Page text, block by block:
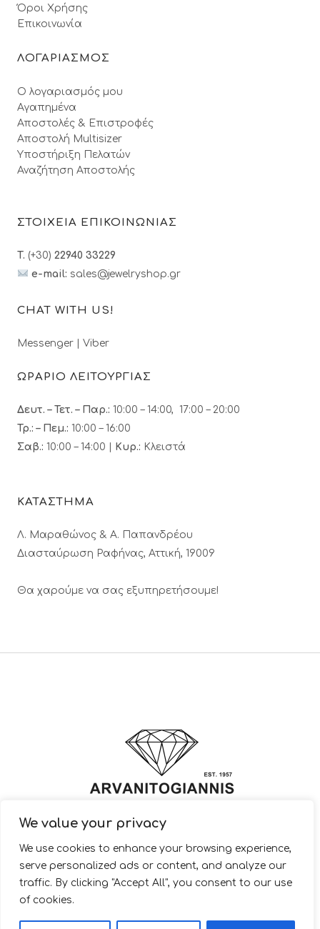
We value your privacy
We use cookies to enhance your browsing experience,
serve personalized ads or content, and analyze our
traffic. By clicking "Accept All", you consent to our use
of cookies.
Όροι Xρήσης
Επικοινωνία
ΛΟΓΑΡΙΑΣΜΟΣ
Ο λογαριασμός μου
Αγαπημένα
Αποστολές & Επιστροφές
Αποστολή Multisizer
Υποστήριξη Πελατών
Αναζήτηση Αποστολής
ΣΤΟΙΧΕΙΑ ΕΠΙΚΟΙΝΩΝΙΑΣ
T. (+30) 22940 33229
e-mail: sales@jewelryshop.gr
CHAT WITH US!
Messenger Viber
ΩΡΑΡΙΟ ΛΕΙΤΟΥΡΓΙΑΣ
Δευτ. – Τετ. – Παρ.: 10:00 – 14:00, 17:00 – 20:00
Τρ.: – Πεμ.: 10:00 – 16:00
Σαβ.: 10:00 – 14:00 | Κυρ.: Κλειστά
ΚΑΤΑΣΤΗΜΑ
Λ. Μαραθώνος & A. Παπανδρέου
Διασταύρωση Ραφήνας, Αττική, 19009
Θα χαρούμε να σας εξυπηρετήσουμε!
© 2022 ARVANITOGIANNIS – Jewelry Design & Manufacturing |
JewelryShop.gr